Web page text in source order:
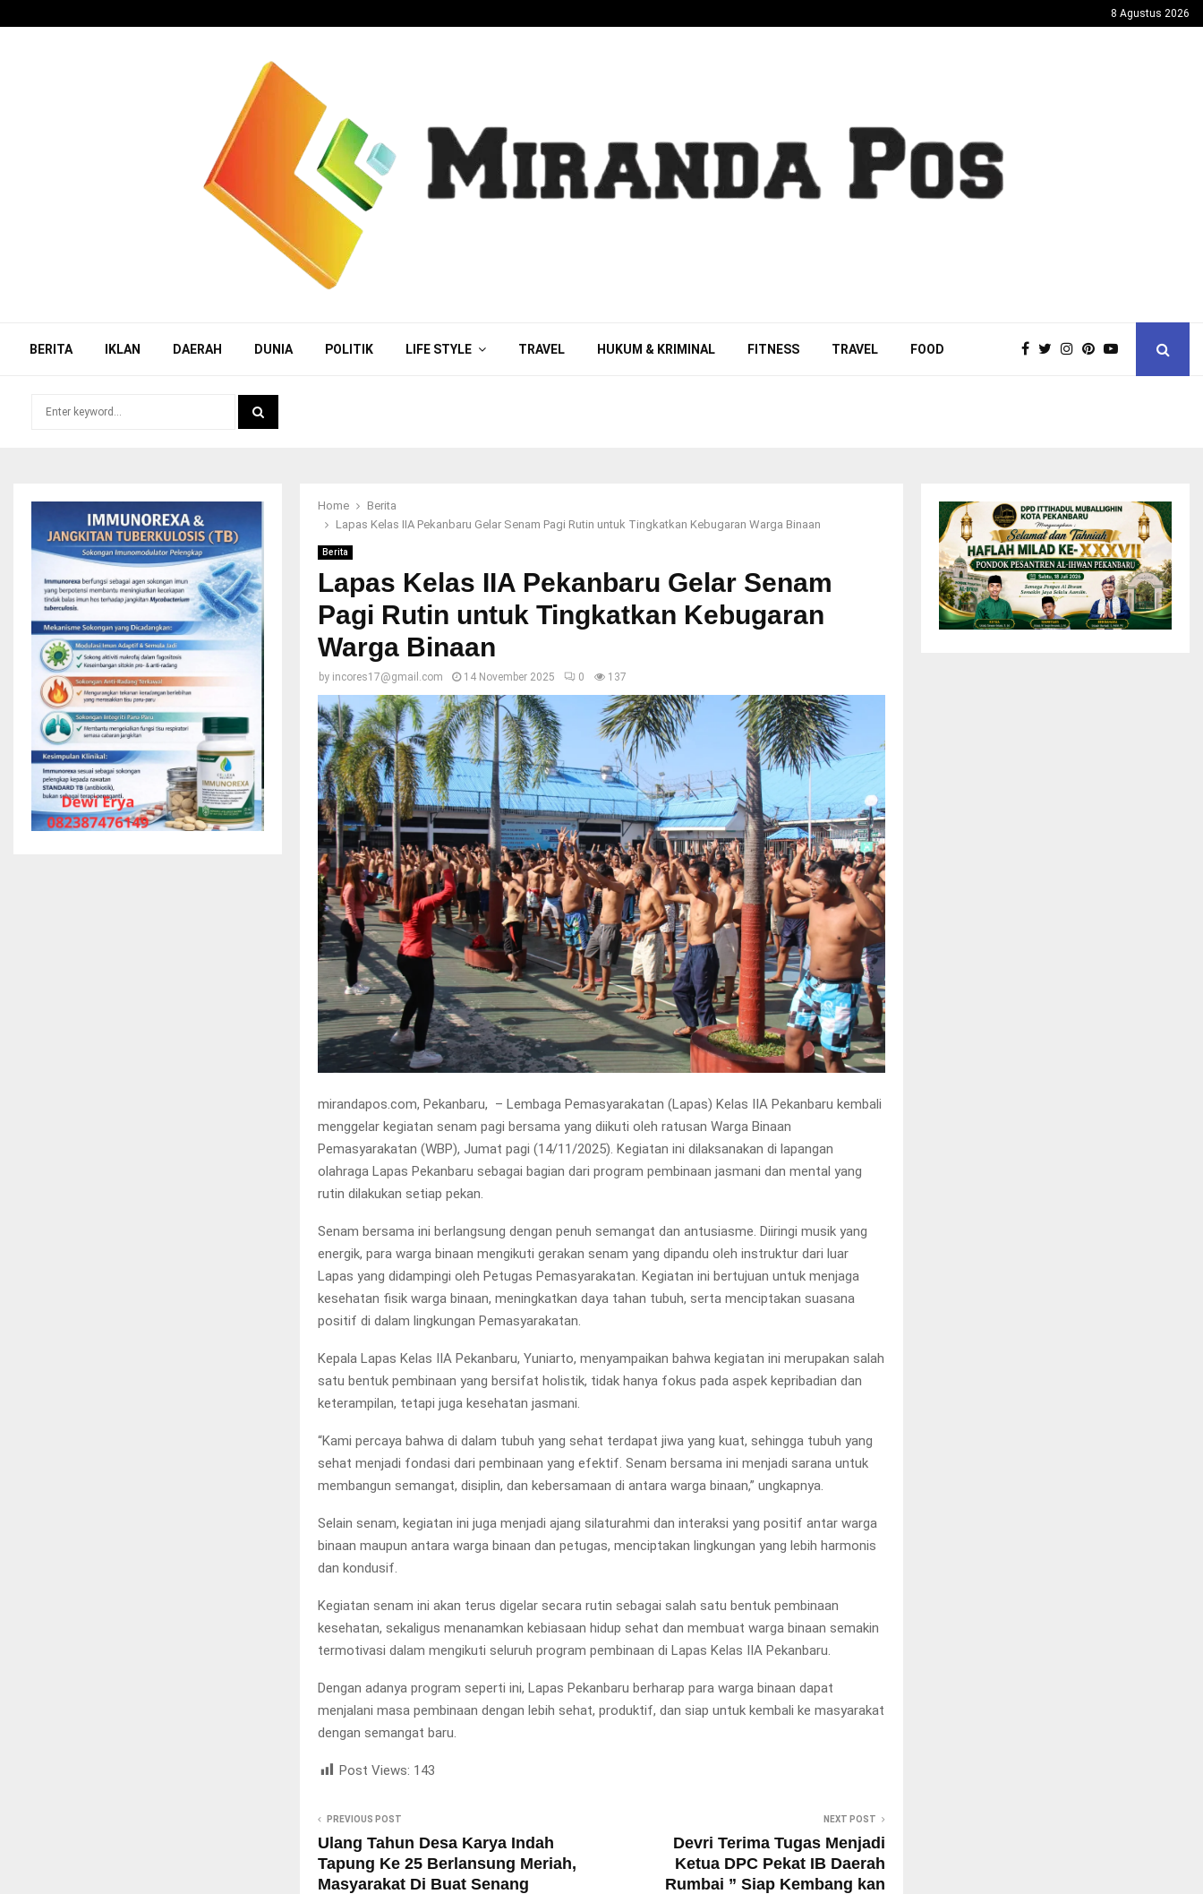
8 Agustus 2026
BERITA IKLAN DAERAH DUNIA POLITIK LIFE STYLE TRAVEL HUKUM & KRIMINAL FITNESS TRAVEL FOOD
Home
Berita
Lapas Kelas IIA Pekanbaru Gelar Senam Pagi Rutin untuk Tingkatkan Kebugaran Warga Binaan
Berita
Lapas Kelas IIA Pekanbaru Gelar Senam
Pagi Rutin untuk Tingkatkan Kebugaran
Warga Binaan
by incores17@gmail.com 14 November 2025 0 137
mirandapos.com, Pekanbaru, – Lembaga Pemasyarakatan (Lapas) Kelas IIA Pekanbaru kembali
menggelar kegiatan senam pagi bersama yang diikuti oleh ratusan Warga Binaan
Pemasyarakatan (WBP), Jumat pagi (14/11/2025). Kegiatan ini dilaksanakan di lapangan
olahraga Lapas Pekanbaru sebagai bagian dari program pembinaan jasmani dan mental yang
rutin dilakukan setiap pekan.
Senam bersama ini berlangsung dengan penuh semangat dan antusiasme. Diiringi musik yang
energik, para warga binaan mengikuti gerakan senam yang dipandu oleh instruktur dari luar
Lapas yang didampingi oleh Petugas Pemasyarakatan. Kegiatan ini bertujuan untuk menjaga
kesehatan fisik warga binaan, meningkatkan daya tahan tubuh, serta menciptakan suasana
positif di dalam lingkungan Pemasyarakatan.
Kepala Lapas Kelas IIA Pekanbaru, Yuniarto, menyampaikan bahwa kegiatan ini merupakan salah
satu bentuk pembinaan yang bersifat holistik, tidak hanya fokus pada aspek kepribadian dan
keterampilan, tetapi juga kesehatan jasmani.
“Kami percaya bahwa di dalam tubuh yang sehat terdapat jiwa yang kuat, sehingga tubuh yang
sehat menjadi fondasi dari pembinaan yang efektif. Senam bersama ini menjadi sarana untuk
membangun semangat, disiplin, dan kebersamaan di antara warga binaan,” ungkapnya.
Selain senam, kegiatan ini juga menjadi ajang silaturahmi dan interaksi yang positif antar warga
binaan maupun antara warga binaan dan petugas, menciptakan lingkungan yang lebih harmonis
dan kondusif.
Kegiatan senam ini akan terus digelar secara rutin sebagai salah satu bentuk pembinaan
kesehatan, sekaligus menanamkan kebiasaan hidup sehat dan membuat warga binaan semakin
termotivasi dalam mengikuti seluruh program pembinaan di Lapas Kelas IIA Pekanbaru.
Dengan adanya program seperti ini, Lapas Pekanbaru berharap para warga binaan dapat
menjalani masa pembinaan dengan lebih sehat, produktif, dan siap untuk kembali ke masyarakat
dengan semangat baru.
Post Views: 143
PREVIOUS POST
Ulang Tahun Desa Karya Indah
Tapung Ke 25 Berlansung Meriah,
Masyarakat Di Buat Senang
NEXT POST
Devri Terima Tugas Menjadi
Ketua DPC Pekat IB Daerah
Rumbai ” Siap Kembang kan